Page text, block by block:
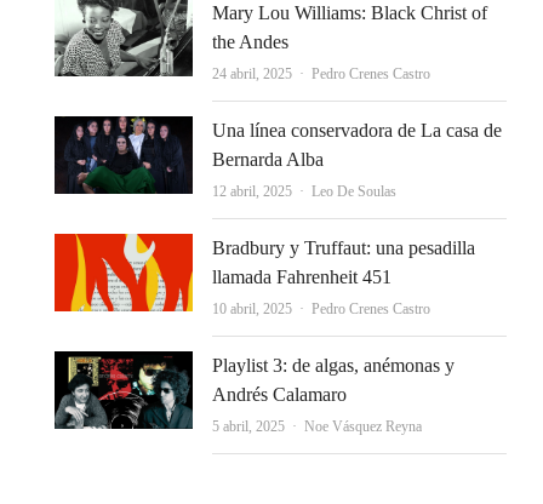
Mary Lou Williams: Black Christ of
the Andes
24 abril, 2025 Autor
Pedro Crenes Castro
Una línea conservadora de La casa de
Bernarda Alba
12 abril, 2025 Autor
Leo De Soulas
Bradbury y Truffaut: una pesadilla
llamada Fahrenheit 451
10 abril, 2025 Autor
Pedro Crenes Castro
Playlist 3: de algas, anémonas y
Andrés Calamaro
5 abril, 2025 Autor
Noe Vásquez Reyna